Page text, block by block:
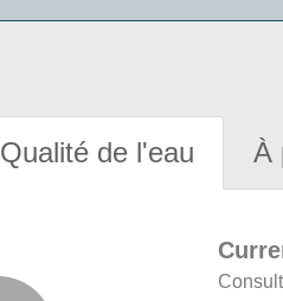
Qualité de l'eau À